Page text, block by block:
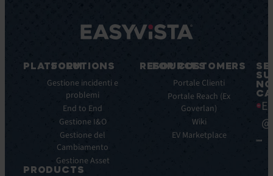
PLATFORM
Caratteristiche
principali
principali
Integrazioni
PRODUCTS
SOLUTIONS
Gestione incidenti e
problemi
End to End
Gestione I&O
Gestione del
Cambiamento
Gestione Asset
RESOURCES
Ebook
Whitepaper
Study
FOR CUSTOMERS
Portale Clienti
Portale Reach (Ex
Goverlan)
Wiki
EV Marketplace